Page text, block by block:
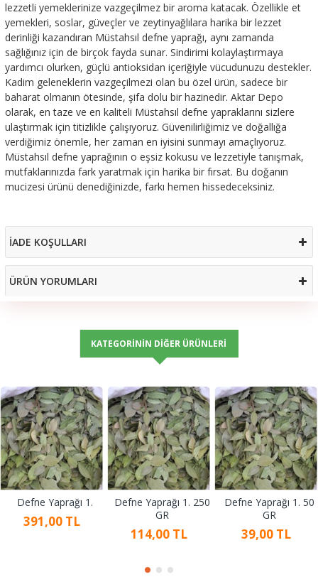
lezzetli yemeklerinize vazgeçilmez bir aroma katacak. Özellikle et
yemekleri, soslar, güveçler ve zeytinyağlılara harika bir lezzet
derinliği kazandıran Müstahsıl defne yaprağı, aynı zamanda
sağlığınız için de birçok fayda sunar. Sindirimi kolaylaştırmaya
yardımcı olurken, güçlü antioksidan içeriğiyle vücudunuzu destekler.
Kadim geleneklerin vazgeçilmezi olan bu özel ürün, sadece bir
baharat olmanın ötesinde, şifa dolu bir hazinedir. Aktar Depo
olarak, en taze ve en kaliteli Müstahsıl defne yapraklarını sizlere
ulaştırmak için titizlikle çalışıyoruz. Güvenilirliğimiz ve doğallığa
verdiğimiz önemle, her zaman en iyisini sunmayı amaçlıyoruz.
Müstahsıl defne yaprağının o eşsiz kokusu ve lezzetiyle tanışmak,
mutfaklarınızda fark yaratmak için harika bir fırsat. Bu doğanın
mucizesi ürünü denediğinizde, farkı hemen hissedeceksiniz.
İADE KOŞULLARI
ÜRÜN YORUMLARI
KATEGORININ DIĞER ÜRÜNLERI
Defne Yaprağı 1.
391,00 TL
Defne Yaprağı 1. 250
GR
114,00 TL
Defne Yaprağı 1. 50
GR
39,00 TL